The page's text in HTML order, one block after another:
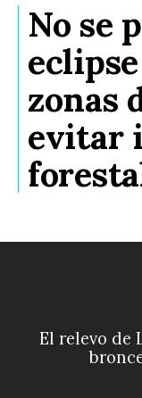
No se
zonas
evitar
El relevo de